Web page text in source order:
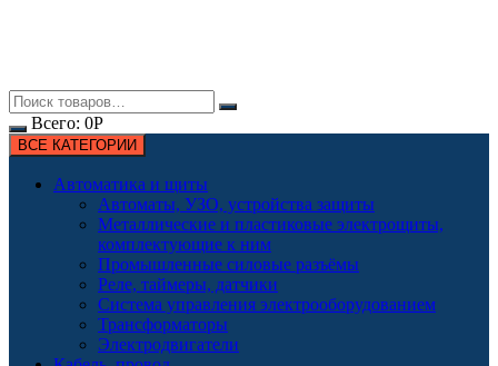
Всего: 0Р
ВСЕ КАТЕГОРИИ
Автоматика и щиты
Автоматы, УЗО, устройства защиты
Металлические и пластиковые электрощиты,
комплектующие к ним
Промышленные силовые разъёмы
Реле, таймеры, датчики
Система управления электрооборудованием
Трансформаторы
Электродвигатели